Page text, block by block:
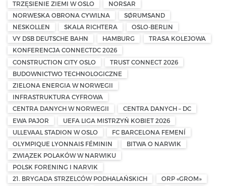
TRZĘSIENIE ZIEMI W OSLO
NORSAR
NORWESKA OBRONA CYWILNA
SØRUMSAND
NESKOLLEN
SKALA RICHTERA
OSLO-BERLIN
VY DSB DEUTSCHE BAHN
HAMBURG
TRASA KOLEJOWA
KONFERENCJA CONNECTDC 2026
CONSTRUCTION CITY OSLO
TRUST CONNECT 2026
BUDOWNICTWO TECHNOLOGICZNE
ZIELONA ENERGIA W NORWEGII
INFRASTRUKTURA CYFROWA
CENTRA DANYCH W NORWEGII
CENTRA DANYCH – DC
EWA PAJOR
UEFA LIGA MISTRZYŃ KOBIET 2026
ULLEVAAL STADION W OSLO
FC BARCELONA FEMENÍ
OLYMPIQUE LYONNAIS FÉMININ
BITWA O NARWIK
ZWIĄZEK POLAKÓW W NARWIKU
POLSK FORENING I NARVIK
21. BRYGADA STRZELCÓW PODHALAŃSKICH
ORP «GROM»